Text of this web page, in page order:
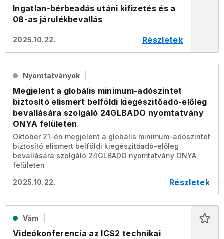
Ingatlan-bérbeadás utáni kifizetés és a
08-as járulékbevallás
2025.10.22. Részletek
Nyomtatványok
Megjelent a globális minimum-adószintet
biztosító elismert belföldi kiegészitőadó-előleg
bevallására szolgáló 24GLBADO nyomtatvány
ONYA felületen
Október 21-én megjelent a globális minimum-adószintet
biztosító elismert belföldi kiegészitőadó-előleg
bevallására szolgáló 24GLBADO nyomtatvány ONYA
felületen
2025.10.22.
Részletek
Vám
Videókonferencia az ICS2 technikai